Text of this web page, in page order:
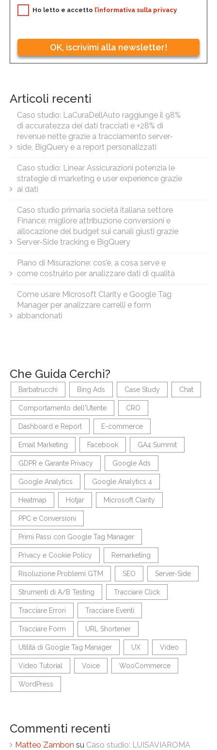
Ho letto e accetto l’informativa sulla privacy
OK, iscrivimi alla newsletter!
Articoli recenti
Caso studio: LaCuraDellAuto raggiunge il 98%
di accuratezza dei dati tracciati e +28% di
revenue nette grazie a tracciamento server-
side, BigQuery e a report personalizzati
Caso studio: Linear Assicurazioni potenzia le
strategie di marketing e user experience grazie
ai dati
Caso studio primaria società italiana settore
Finance: migliore attribuzione conversioni e
allocazione del budget sui canali giusti grazie
Server-Side tracking e BigQuery
Piano di Misurazione: cos’è, a cosa serve e
come costruirlo per analizzare dati di qualità
Come usare Microsoft Clarity e Google Tag
Manager per analizzare carrelli e form
abbandonati
Che Guida Cerchi?
Barbatrucchi Bing Ads Case Study Chat
Comportamento dell'Utente CRO
Dashboard e Report E-commerce
Email Marketing Facebook GA4 Summit
GDPR e Garante Privacy Google Ads
Google Analytics Google Analytics 4
Heatmap Hotjar Microsoft Clarity
PPC e Conversioni
Primi Passi con Google Tag Manager
Privacy e Cookie Policy Remarketing
Risoluzione Problemi GTM SEO Server-Side
Strumenti di A/B Testing Tracciare Click
Tracciare Errori Tracciare Eventi
Tracciare Form URL Shortener
Utilità di Google Tag Manager UX Video
Video Tutorial Voice WooCommerce
WordPress
Commenti recenti
Matteo Zambon su Caso studio: LUISAVIAROMA